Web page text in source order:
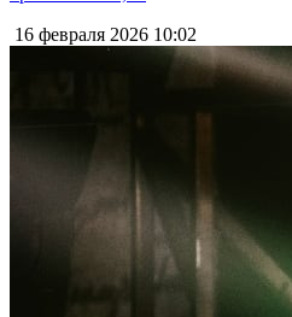
16 февраля 2026 10:02